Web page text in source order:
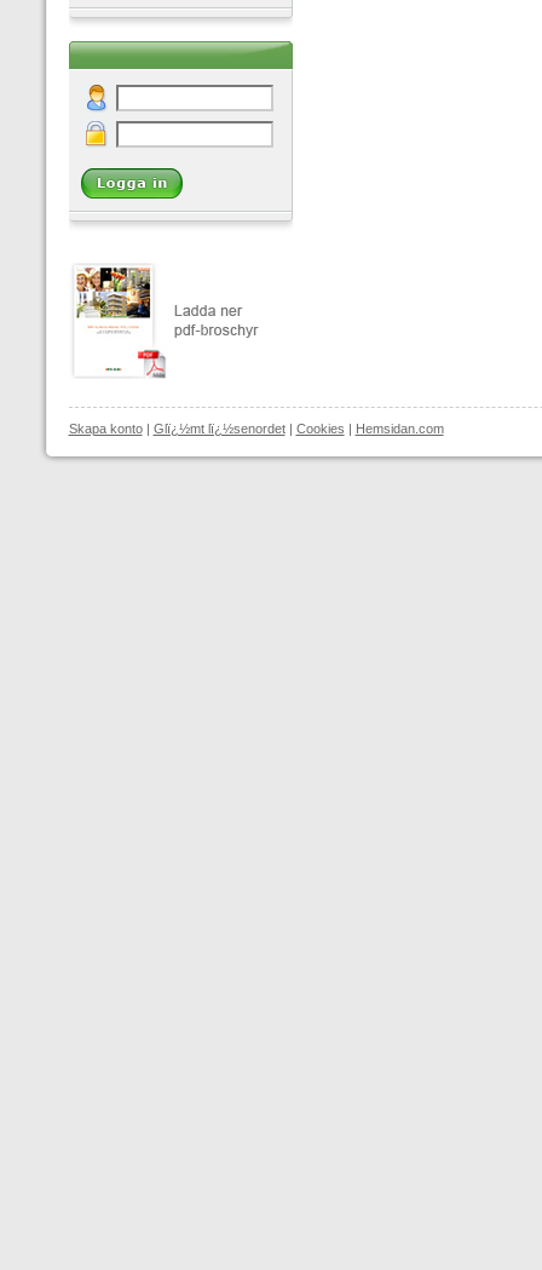
Skapa konto| Glï¿½mt lï¿½senordet| Cookies | Hemsidan.com